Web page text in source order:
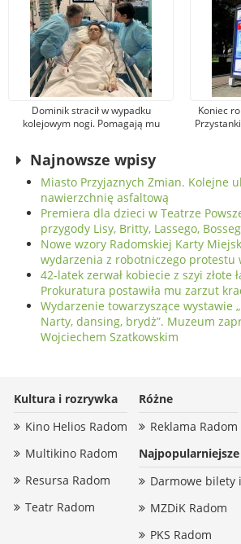
Dominik stracił w wypadku
kolejowym nogi. Pomagają mu
Koniec
Najnowsze wpisy
Miasto Przyjaznych Zmian. Kolejne
nawierzchnię asfaltową
Premiera dla dzieci w Teatrze
przygody Lisy, Britty, Lassego,
Nowe wzory Radomskiej Karty
wydarzenia z robotniczego protestu
42-latek zerwał kobiecie z szyi złote
Prokuratura postawiła mu zarzut
Wydarzenie towarzyszące wystawie
Narty, dansing, brydż”. Muzeum
Wojciechem Szatkowskim
Kultura i rozrywka
Kino Helios Radom
Multikino Radom
Resursa Radom
Teatr Radom
Różne
Reklama Radom
Najpopularniejsze
Darmowe bilety
MZDiK Radom
PKS Radom